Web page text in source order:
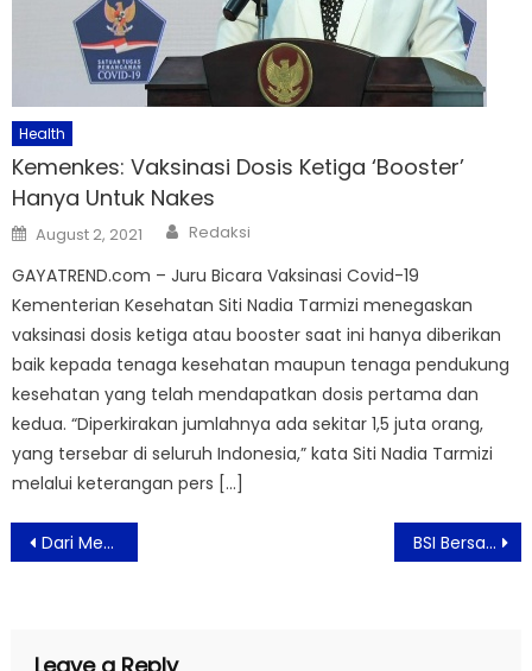
Health
Kemenkes: Vaksinasi Dosis Ketiga ‘Booster’
Hanya Untuk Nakes
Posted
on
August 2, 2021 Author
Redaksi
GAYATREND.com – Juru Bicara Vaksinasi Covid-19
Kementerian Kesehatan Siti Nadia Tarmizi menegaskan
vaksinasi dosis ketiga atau booster saat ini hanya diberikan
baik kepada tenaga kesehatan maupun tenaga pendukung
kesehatan yang telah mendapatkan dosis pertama dan
kedua. “Diperkirakan jumlahnya ada sekitar 1,5 juta orang,
yang tersebar di seluruh Indonesia,” kata Siti Nadia Tarmizi
melalui keterangan pers […]
Post
navigation
Dari Mesin RB Noodle S Pro 10, Jenny Widjaja Bangun Peluang Usaha Mie Berlipat Ganda BSI Bersama Kemenparekraf Salurkan Bantuan Modal Kerja dan Investasi Kepada UMKM Brand Modest Fashion